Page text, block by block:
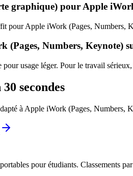
graphique) pour Apple
pourApple iWork (Pages, Numbers,
(Pages, Numbers, Keynote)
usage léger. Pour le travail
secondes
à Apple iWork (Pages, Numbers,
pour étudiants. Classements